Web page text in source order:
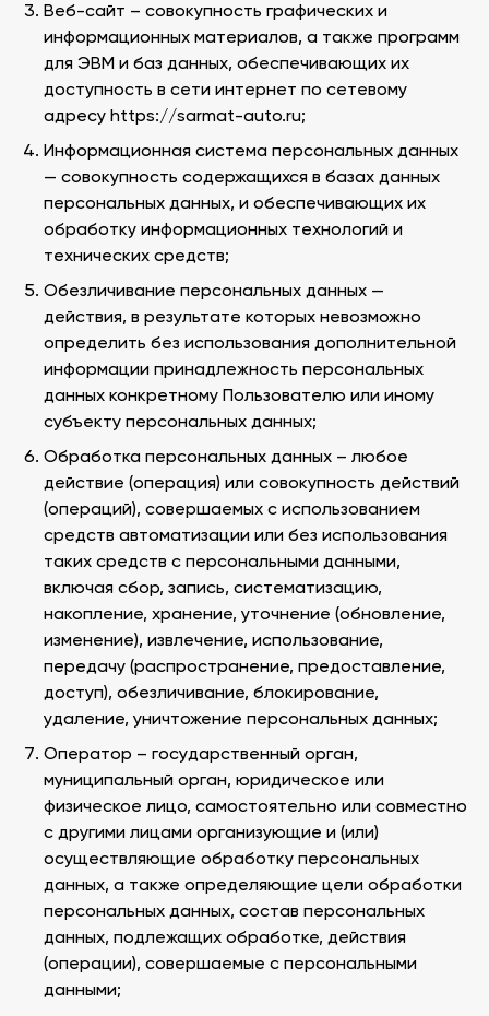
Веб-сайт – совокупность графических и
информационных материалов, а также программ
для ЭВМ и баз данных, обеспечивающих их
доступность в сети интернет по сетевому
адресу https://sarmat-auto.ru;
Информационная система персональных данных
— совокупность содержащихся в базах данных
персональных данных, и обеспечивающих их
обработку информационных технологий и
технических средств;
Обезличивание персональных данных —
действия, в результате которых невозможно
определить без использования дополнительной
информации принадлежность персональных
данных конкретному Пользователю или иному
субъекту персональных данных;
Обработка персональных данных – любое
действие (операция) или совокупность действий
(операций), совершаемых с использованием
средств автоматизации или без использования
таких средств с персональными данными,
включая сбор, запись, систематизацию,
накопление, хранение, уточнение (обновление,
изменение), извлечение, использование,
передачу (распространение, предоставление,
доступ), обезличивание, блокирование,
удаление, уничтожение персональных данных;
Оператор – государственный орган,
муниципальный орган, юридическое или
физическое лицо, самостоятельно или совместно
с другими лицами организующие и (или)
осуществляющие обработку персональных
данных, а также определяющие цели обработки
персональных данных, состав персональных
данных, подлежащих обработке, действия
(операции), совершаемые с персональными
данными;